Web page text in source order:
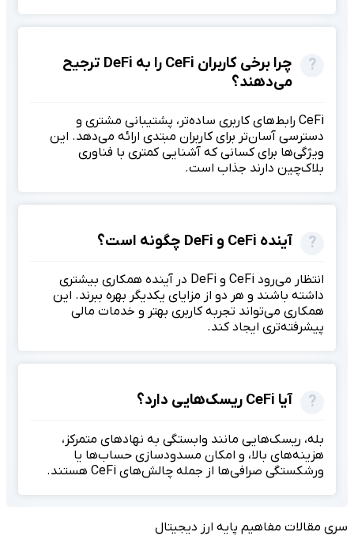
چرا برخی کاربران CeFi را به DeFi ترجیح
می‌دهند؟
CeFi رابط‌های کاربری ساده‌تر، پشتیبانی مشتری و
دسترسی آسان‌تر برای کاربران مبتدی ارائه می‌دهد. این
ویژگی‌ها برای کسانی که آشنایی کمتری با فناوری
بلاک‌چین دارند جذاب است.
آینده CeFi و DeFi چگونه است؟
انتظار می‌رود CeFi و DeFi در آینده همکاری بیشتری
داشته باشند و هر دو از مزایای یکدیگر بهره ببرند. این
همکاری می‌تواند تجربه کاربری بهتر و خدمات مالی
پیشرفته‌تری ایجاد کند.
آیا CeFi ریسک‌هایی دارد؟
بله، ریسک‌هایی مانند وابستگی به نهادهای متمرکز،
هزینه‌های بالا، و امکان مسدودسازی حساب‌ها یا
ورشکستگی صرافی‌ها از جمله چالش‌های CeFi هستند.
سری مقالات مفاهیم پایه ارز دیجیتال